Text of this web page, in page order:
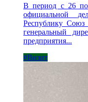
В период с 26 по
официальной
Республику
генеральный
предприятия...
#Визит